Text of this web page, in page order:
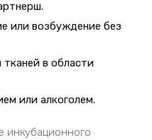
или возбуждение без
в области
или алкоголем.
инкубационного